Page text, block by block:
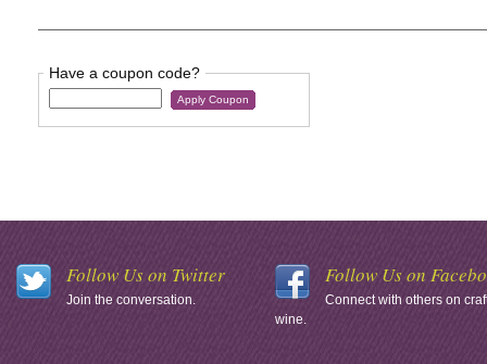
Have a coupon code?
Apply Coupon
Follow Us on Twitter
Join the conversation.
Follow Us on
Connect with others on
wine.